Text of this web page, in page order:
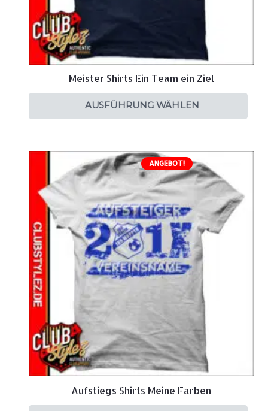
Meister Shirts Ein Team ein Ziel
AUSFÜHRUNG WÄHLEN
ANGEBOT!
Aufstiegs Shirts Meine Farben